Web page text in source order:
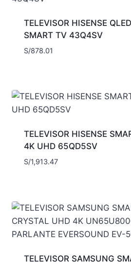
TELEVISOR HISENSE
SMART TV 43Q4SV
S/878.01
TELEVISOR HISENSE
4K UHD 65QD5SV
S/1,913.47
TELEVISOR SAMSUNG